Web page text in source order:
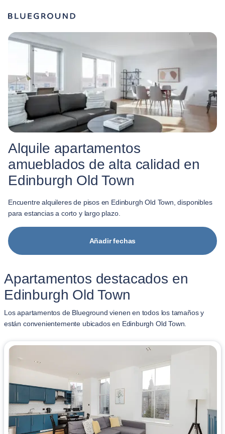
Alquile apartamentos
amueblados de alta calidad en
Edinburgh Old Town
Encuentre alquileres de pisos en Edinburgh Old Town, disponibles
para estancias a corto y largo plazo.
Añadir fechas
Apartamentos destacados en
Edinburgh Old Town
Los apartamentos de Blueground vienen en todos los tamaños y
están convenientemente ubicados en Edinburgh Old Town.